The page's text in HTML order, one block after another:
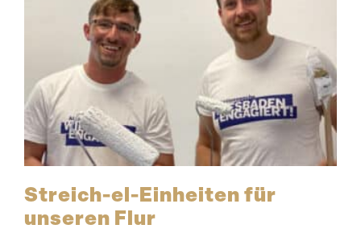
Streich-el-Einheiten für
unseren Flur